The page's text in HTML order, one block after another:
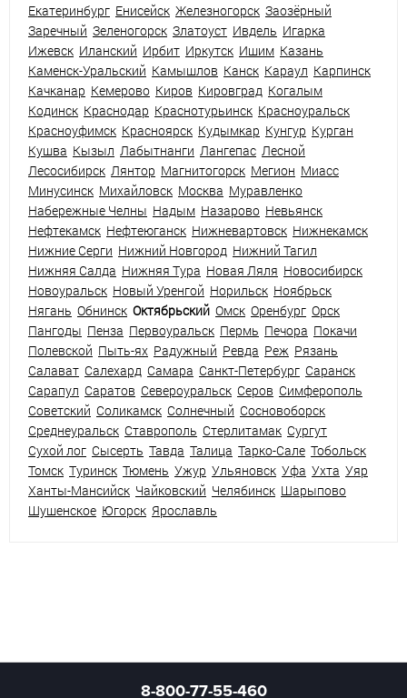
Екатеринбург Енисейск Железногорск Заозёрный
Заречный Зеленогорск Златоуст Ивдель Игарка
Ижевск Иланский Ирбит Иркутск Ишим Казань
Каменск-Уральский Камышлов Канск Караул Карпинск
Качканар Кемерово Киров Кировград Когалым
Кодинск Краснодар Краснотурьинск Красноуральск
Красноуфимск Красноярск Кудымкар Кунгур Курган
Кушва Кызыл Лабытнанги Лангепас Лесной
Лесосибирск Лянтор Магнитогорск Мегион Миасс
Минусинск Михайловск Москва Муравленко
Набережные Челны Надым Назарово Невьянск
Нефтекамск Нефтеюганск Нижневартовск Нижнекамск
Нижние Серги Нижний Новгород Нижний Тагил
Нижняя Салда Нижняя Тура Новая Ляля Новосибирск
Новоуральск Новый Уренгой Норильск Ноябрьск
Нягань Обнинск Октябрьский Омск Оренбург Орск
Пангоды Пенза Первоуральск Пермь Печора Покачи
Полевской Пыть-ях Радужный Ревда Реж Рязань
Салават Салехард Самара Санкт-Петербург Саранск
Сарапул Саратов Североуральск Серов Симферополь
Советский Соликамск Солнечный Сосновоборск
Среднеуральск Ставрополь Стерлитамак Сургут
Сухой лог Сысерть Тавда Талица Тарко-Сале Тобольск
Томск Туринск Тюмень Ужур Ульяновск Уфа Ухта Уяр
Ханты-Мансийск Чайковский Челябинск Шарыпово
Шушенское Югорск Ярославль
8-800-77-55-460